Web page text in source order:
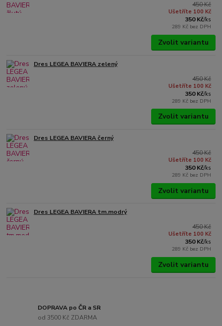
450 Kč
Ušetříte 100 Kč
350 Kč/ks
289 Kč bez DPH
Zvolit variantu
Dres LEGEA BAVIERA zelený
450 Kč
Ušetříte 100 Kč
350 Kč/ks
289 Kč bez DPH
Zvolit variantu
Dres LEGEA BAVIERA černý
450 Kč
Ušetříte 100 Kč
350 Kč/ks
289 Kč bez DPH
Zvolit variantu
Dres LEGEA BAVIERA tm.modrý
450 Kč
Ušetříte 100 Kč
350 Kč/ks
289 Kč bez DPH
Zvolit variantu
DOPRAVA po ČR a SR
od 3500 Kč ZDARMA